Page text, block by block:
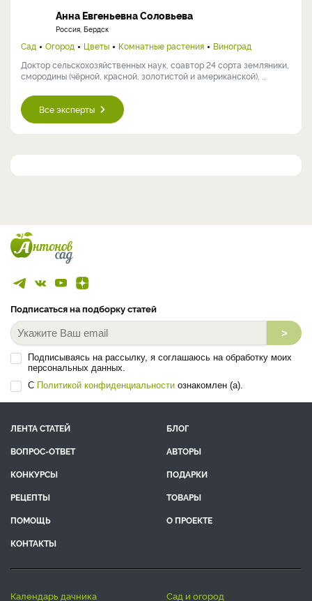
Анна Евгеньевна Соловьева
Россия, Бердск
Сад Огород Цветы Комнатные растения
Виноград
Доктор сельскохозяйственных наук, соавтор 24 сорта земляники,
смородины (чёрной, красной, золотистой и американской), ...
Все эксперты
Подписаться на подборку статей
>
Подписываясь на рассылку, я соглашаюсь на обработку моих
персональных данных.
С Политикой конфиденциальности ознакомлен (а).
ЛЕНТА СТАТЕЙ
БЛОГ
ВОПРОС-ОТВЕТ
АВТОРЫ
КОНКУРСЫ
ПОДАРКИ
РЕЦЕПТЫ
ТОВАРЫ
ПОМОЩЬ
О ПРОЕКТЕ
КОНТАКТЫ
календарь дачника сад и огород